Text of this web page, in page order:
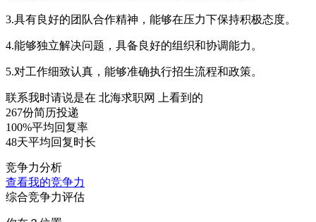
3.具有良好的团队合作精神，能够在压力下保持积极态度。
4.能够独立解决问题，具备良好的组织和协调能力。
5.对工作细致认真，能够准确执行招生流程和政策。
联系我时请说是在 北海求职网
上看到的
267份简历投递
100%平均回复率
48天平均回复时长
竞争力分析
查看我的竞争力
综合竞争力评估